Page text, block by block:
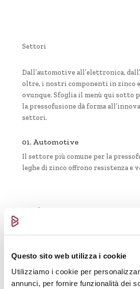
Questo sito web utilizza i cookie
Utilizziamo i cookie per
annunci, per fornire funzionalità dei
Settori
Dall’automotive all’elettronica,
oltre, i nostri componenti in zinco
ovunque. Sfoglia il menù qui sotto
la pressofusione dà forma
settori.
01. Automotive
Il settore più comune per la
leghe di zinco offrono resistenza e
02. Elettronica
Ideale per l’antivibrazione, la
la schermatura magnetica.
03. Elettromeccanica